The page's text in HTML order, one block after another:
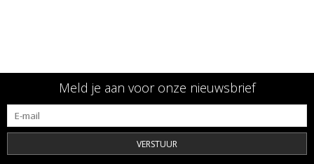
Meld je aan voor onze nieuwsbrief
VERSTUUR